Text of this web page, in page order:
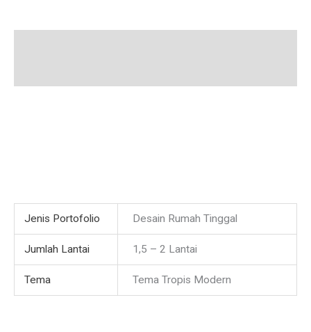
Jenis Portofolio Desain Rumah Tinggal
Jumlah Lantai 1,5 – 2 Lantai
Tema Tema Tropis Modern